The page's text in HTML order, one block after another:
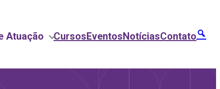
Atuação CursosEventosNotíciasContato